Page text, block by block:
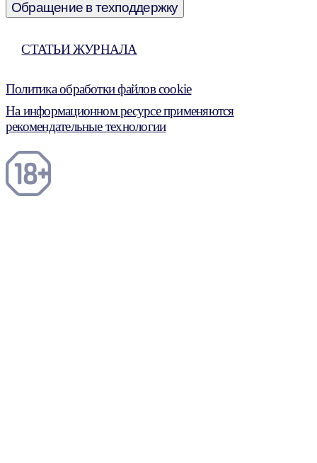
Обращение в техподдержку
СТАТЬИ ЖУРНАЛА
Политика обработки файлов cookie
На информационном ресурсе применяются
рекомендательные технологии